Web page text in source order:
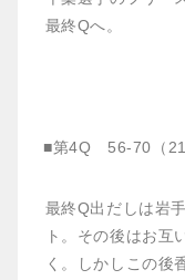
最終Qへ。
■第4Q 56-70（
最終Q出だしは岩
ト。その後はお互
く。しかしこの後